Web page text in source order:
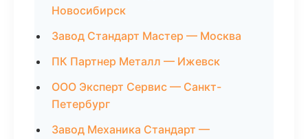
Новосибирск
Завод Стандарт Мастер — Москва
ПК Партнер Металл — Ижевск
ООО Эксперт Сервис — Санкт-
Петербург
Завод Механика Стандарт —